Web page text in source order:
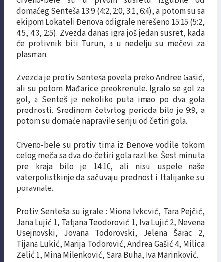
domaćeg Senteša 13:9 (4:2, 2:0, 3:1, 6:4), a potom su sa
ekipom Lokateli Đenova odigrale nerešeno 15:15 (5:2,
4:5, 4:3, 2:5). Zvezda danas igra još jedan susret, kada
će protivnik biti Turun, a u nedelju su mečevi za
plasman.
Zvezda je protiv Senteša povela preko Andree Gašić,
ali su potom Mađarice preokrenule. Igralo se gol za
gol, a Senteš je nekoliko puta imao po dva gola
prednosti. Sredinom četvrtog perioda bilo je 9:9, a
potom su domaće napravile seriju od četiri gola.
Crveno-bele su protiv tima iz Đenove vodile tokom
celog meča sa dva do četiri gola razlike. Šest minuta
pre kraja bilo je 14:10, ali nisu uspele naše
vaterpolistkinje da sačuvaju prednost i Italijanke su
poravnale.
Protiv Senteša su igrale : Miona Ivković, Tara Pejčić,
Jana Lujić 1, Tatjana Teodorović 1, Iva Lujić 2, Nevena
Usejnovski, Jovana Todorovski, Jelena Šarac 2,
Tijana Lukić, Marija Todorović, Andrea Gašić 4, Milica
Zelić 1, Mina Milenković, Sara Buha, Iva Marinković.